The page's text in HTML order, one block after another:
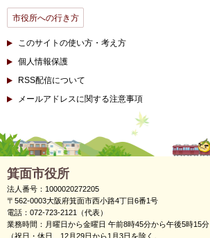
市役所への行き方
このサイトの使い方・考え方
個人情報保護
RSS配信について
メールアドレスに関する注意事項
箕面市役所
法人番号：1000020272205
〒562-0003大阪府箕面市西小路4丁目6番1号
電話：072-723-2121（代表）
業務時間：月曜日から金曜日 午前8時45分から午後5時15分
（祝日・休日、12月29日から1月3日を除く。